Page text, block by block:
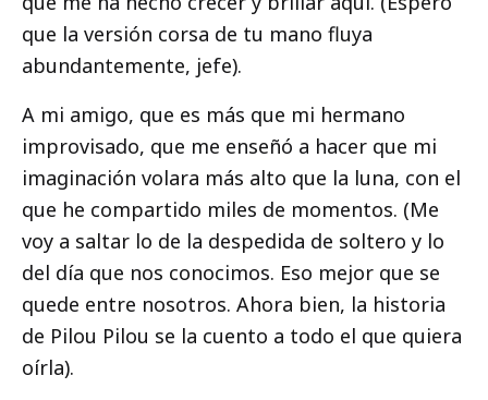
que la versión corsa de tu mano fluya
abundantemente, jefe).
A mi amigo, que es más que mi hermano
improvisado, que me enseñó a hacer que mi
imaginación volara más alto que la luna, con el
que he compartido miles de momentos. (Me
voy a saltar lo de la despedida de soltero y lo
del día que nos conocimos. Eso mejor que se
quede entre nosotros. Ahora bien, la historia
de Pilou Pilou se la cuento a todo el que quiera
oírla).